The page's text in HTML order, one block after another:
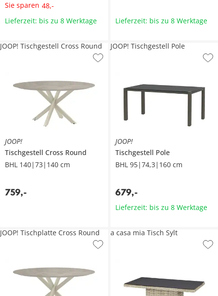
Sie sparen 48,-
Lieferzeit: bis zu 8 Werktage Lieferzeit: bis zu 8 Werktage
JOOP!
Tischgestell Cross Round
BHL 140|73|140 cm
759,-
JOOP! Tischgestell Cross Round
JOOP!
Tischgestell Pole
BHL 95|74,3|160 cm
679,-
JOOP! Tischgestell Pole
Lieferzeit: bis zu 8 Werktage
JOOP! Tischplatte Cross Round a casa mia Tisch Sylt